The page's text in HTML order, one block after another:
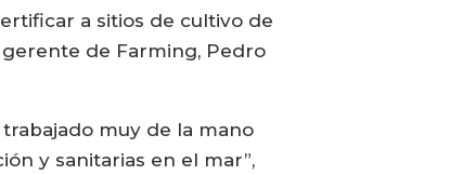
a sitios de cultivo de
de Farming, Pedro
muy de la mano
y sanitarias en el mar”,